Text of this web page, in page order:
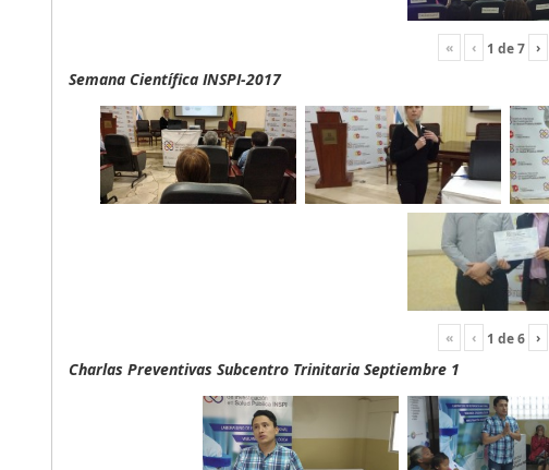
« ‹ 1 de7 ›
Semana Científica INSPI-2017
« ‹ 1 de6 ›
Charlas Preventivas Subcentro Trinitaria Septiembre 1